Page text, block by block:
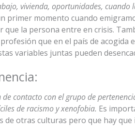
vivienda, oportunidades,
primer momento cuando
que la persona entre en crisis.
que en el país de acogida
variables juntas pueden
contacto con el grupo de
de racismo y xenofobia. Es
de otras culturas pero que hay